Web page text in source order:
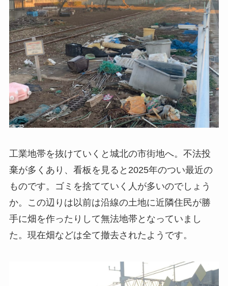
工業地帯を抜けていくと城北の市街地へ。不法投
棄が多くあり、看板を見ると2025年のつい最近の
ものです。ゴミを捨てていく人が多いのでしょう
か。この辺りは以前は沿線の土地に近隣住民が勝
手に畑を作ったりして無法地帯となっていまし
た。現在畑などは全て撤去されたようです。